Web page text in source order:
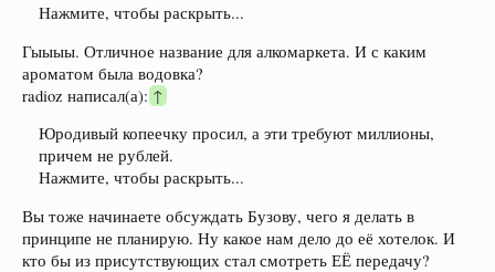
Нажмите, чтобы раскрыть...
Гыыыы. Отличное название для алкомаркета. И с каким
ароматом была водовка?
radioz написал(а):↑
Юродивый копеечку просил, а эти требуют миллионы,
причем не рублей.
Нажмите, чтобы раскрыть...
Вы тоже начинаете обсуждать Бузову, чего я делать в
принципе не планирую. Ну какое нам дело до её хотелок. И
кто бы из присутствующих стал смотреть ЕЁ передачу?